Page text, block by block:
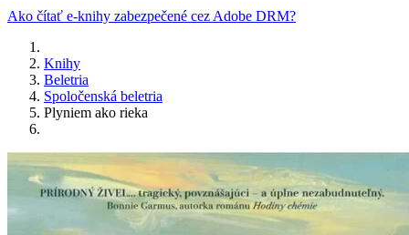
Ako čítať e-knihy zabezpečené cez Adobe DRM?
Knihy
Beletria
Spoločenská beletria
Plyniem ako rieka